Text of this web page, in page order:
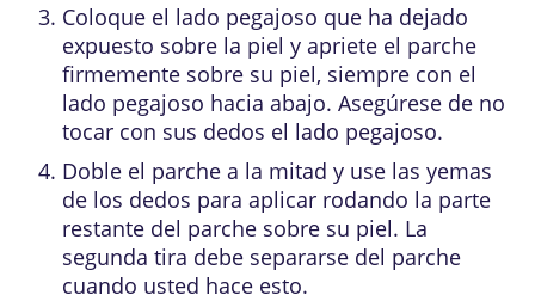
Coloque el lado pegajoso que ha dejado
expuesto sobre la piel y apriete el parche
firmemente sobre su piel, siempre con el
lado pegajoso hacia abajo. Asegúrese de no
tocar con sus dedos el lado pegajoso.
Doble el parche a la mitad y use las yemas
de los dedos para aplicar rodando la parte
restante del parche sobre su piel. La
segunda tira debe separarse del parche
cuando usted hace esto.